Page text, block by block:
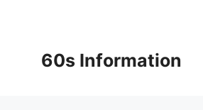
60s Information